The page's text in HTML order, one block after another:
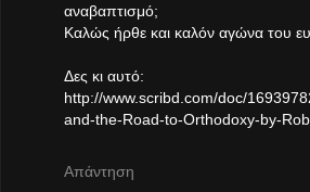
αναβαπτισμό;
Καλώς ήρθε και καλόν αγώνα του
Δες κι αυτό:
http://www.scribd.com/doc/
and-the-Road-to-Orthodoxy-by-
Απάντηση